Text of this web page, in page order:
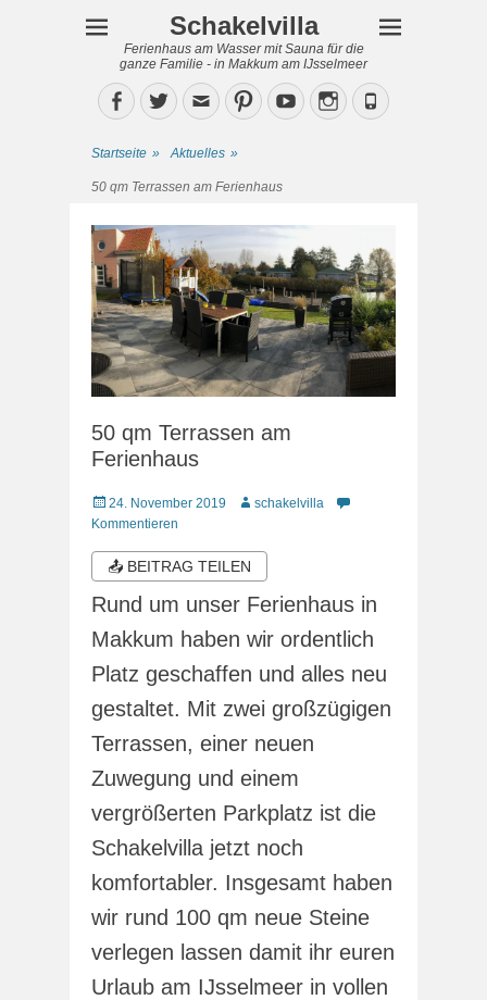
Schakelvilla
Ferienhaus am Wasser mit Sauna für die
ganze Familie - in Makkum am IJsselmeer
Facebook
TwitterEmailPinterestYouTubeInstagram
Phone
Startseite » Aktuelles »
50 qm Terrassen am Ferienhaus
50 qm Terrassen am
Ferienhaus
Veröffentlicht
am
24. November 2019 Autorschakelvilla
Kommentieren
📤 BEITRAG TEILEN
Rund um unser Ferienhaus in
Makkum haben wir ordentlich
Platz geschaffen und alles neu
gestaltet. Mit zwei großzügigen
Terrassen, einer neuen
Zuwegung und einem
vergrößerten Parkplatz ist die
Schakelvilla jetzt noch
komfortabler. Insgesamt haben
wir rund 100 qm neue Steine
verlegen lassen damit ihr euren
Urlaub am IJsselmeer in vollen